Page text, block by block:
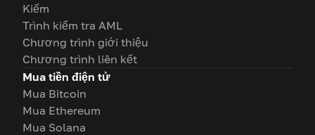
Kiếm
Trình kiểm tra AML
Chương trình giới thiệu
Chương trình liên kết
Mua tiền điện tử
Mua Bitcoin
Mua Ethereum
Mua Solana